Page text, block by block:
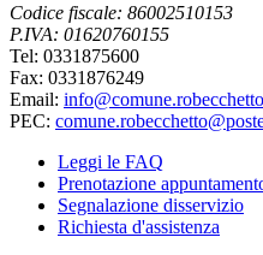
Codice fiscale: 86002510153
P.IVA: 01620760155
Tel: 0331875600
Fax: 0331876249
Email:
PEC:
Leggi le FAQ
Prenotazione
Segnalazione disservizio
Richiesta d'assistenza